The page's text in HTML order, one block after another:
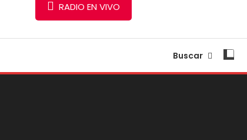
RADIO EN VIVO
Buscar